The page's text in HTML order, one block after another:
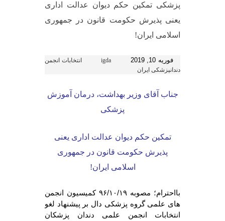
پزشکی تمکین حکم دیوان عدالت اداری
یعنی پذیرش حکومت قانون در جمهوری
اسلامی ایران!
فوریه 10, 2019 igda
انتخابات انجمن
دندانپزشکی ایران
جناب آقای وزیر بهداشت، درمان آموزش
پزشکی
تمکین حکم دیوان عدالت اداری یعنی
پذیرش حکومت قانون در جمهوری
اسلامی ایران!
بااحترام؛ مصوبه ۹۶/۱۰/۱۹ کمیسیون انجمن
های علمی گروه پزشکی دال بر پیشنهاد لغو
انتخابات انجمن علمی دندان پزشکان